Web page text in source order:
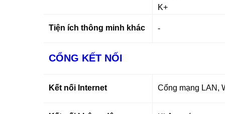
K+
Tiện ích thông minh khác -
CỔNG KẾT NỐI
Kết nối Internet Cổng mạng LAN,